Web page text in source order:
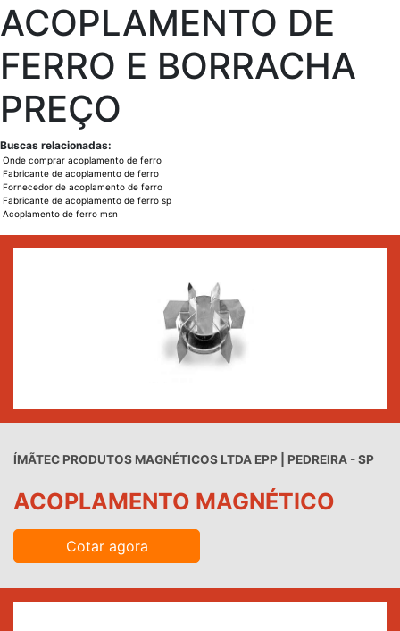
ACOPLAMENTO DE
FERRO E BORRACHA
PREÇO
Buscas relacionadas:
Onde comprar acoplamento de ferro
Fabricante de acoplamento de ferro
Fornecedor de acoplamento de ferro
Fabricante de acoplamento de ferro sp
Acoplamento de ferro msn
ÍMÃTEC PRODUTOS MAGNÉTICOS LTDA EPP | PEDREIRA - SP
ACOPLAMENTO MAGNÉTICO
Cotar agora